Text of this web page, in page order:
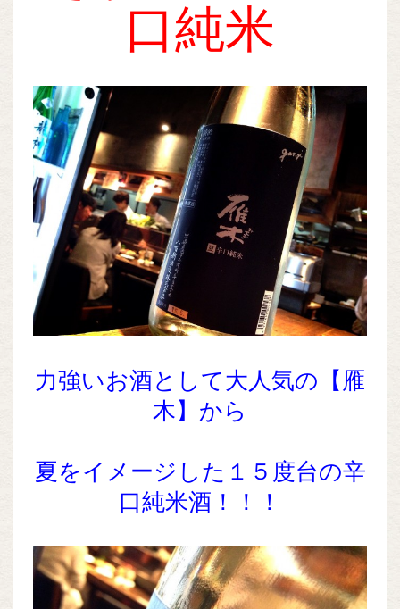
口純米
力強いお酒として大人気の【雁
木】から
夏をイメージした１５度台の辛
口純米酒！！！